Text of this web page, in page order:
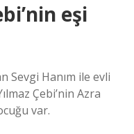
eşi
Sevgi Hanım ile evli
Çebi’nin Azra
var.